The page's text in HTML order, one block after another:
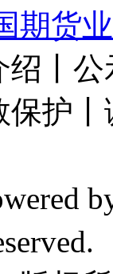
期货
绍丨
保护